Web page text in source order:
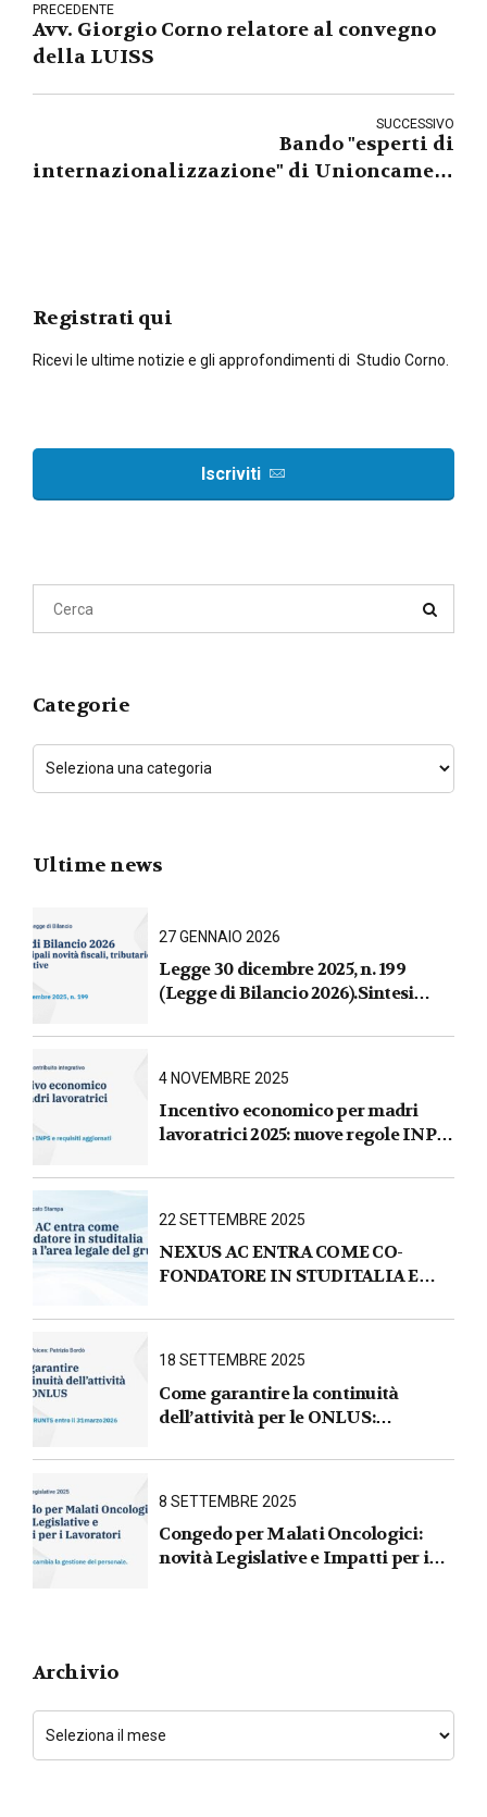
PRECEDENTE
Avv. Giorgio Corno relatore al convegno
della LUISS
SUCCESSIVO
Bando "esperti di
internazionalizzazione" di Unioncamere
Registrati qui
Ricevi le ultime notizie e gli approfondimenti di Studio Corno.
Iscriviti
Categorie
Ultime news
27 GENNAIO 2026
Legge 30 dicembre 2025, n. 199
(Legge di Bilancio 2026).Sintesi
fiscali, tributarie, contributive e per
4 NOVEMBRE 2025
Incentivo economico per madri
lavoratrici 2025: nuove regole INPS
22 SETTEMBRE 2025
NEXUS AC ENTRA COME CO-
FONDATORE IN STUDITALIA E
GRUPPO
18 SETTEMBRE 2025
Come garantire la continuità
dell’attività per le ONLUS :
31 marzo 2026
8 SETTEMBRE 2025
Congedo per Malati Oncologici:
novità Legislative e Impatti per i
Archivio